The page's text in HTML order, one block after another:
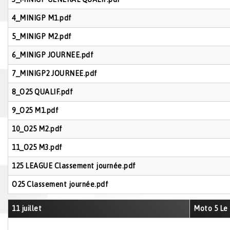
4_MINIGP M1.pdf
5_MINIGP M2.pdf
6_MINIGP JOURNEE.pdf
7_MINIGP2 JOURNEE.pdf
8_O25 QUALIF.pdf
9_O25 M1.pdf
10_O25 M2.pdf
11_O25 M3.pdf
125 LEAGUE Classement journée.pdf
O25 Classement journée.pdf
11 juillet Moto 5 Le